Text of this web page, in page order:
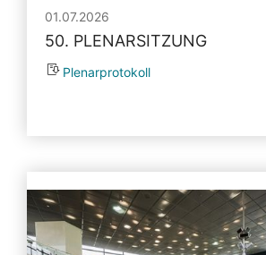
01.07.2026
50. PLENARSITZUNG
Plenarprotokoll